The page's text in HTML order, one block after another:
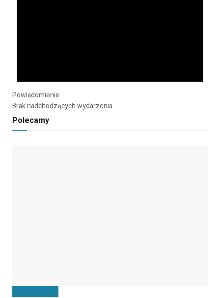
Powiadomienie
Brak nadchodzących wydarzenia.
Polecamy